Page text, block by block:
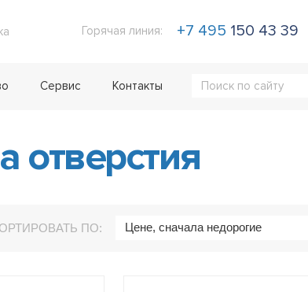
Горячая линия: +7 495 150 43 39
Сервис Контакты
отверстия
ПО: Цене, сначала недорогие